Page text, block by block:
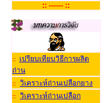
:: ------ ::
::
เปรียบเทียบวิธีการผลิต
ถ่าน
:: วิเคราะห์ถ่านเปลือกยาง
::
วิเคราะห์ถ่านเปลือก